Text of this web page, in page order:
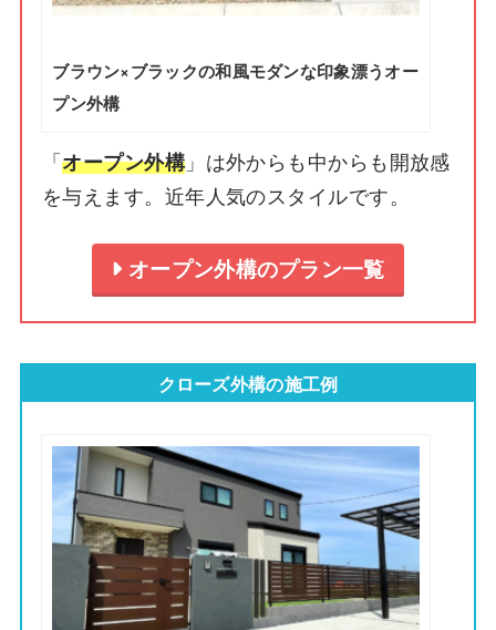
ブラウン×ブラックの和風モダンな印象漂うオー
プン外構
「オープン外構」は外からも中からも開放感
を与えます。近年人気のスタイルです。
オープン外構のプラン一覧
クローズ外構の施工例